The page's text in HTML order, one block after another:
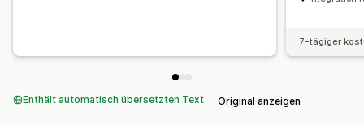
7-tägiger
Enthält automatisch übersetzten Text Original anzeigen